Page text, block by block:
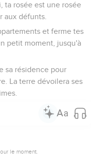
ta rosée est une rosée
aux défunts.
et ferme tes
petit moment, jusqu'à
sa résidence pour
La terre dévoilera ses
le moment.